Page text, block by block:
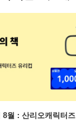
8월 : 산리오캐릭터즈